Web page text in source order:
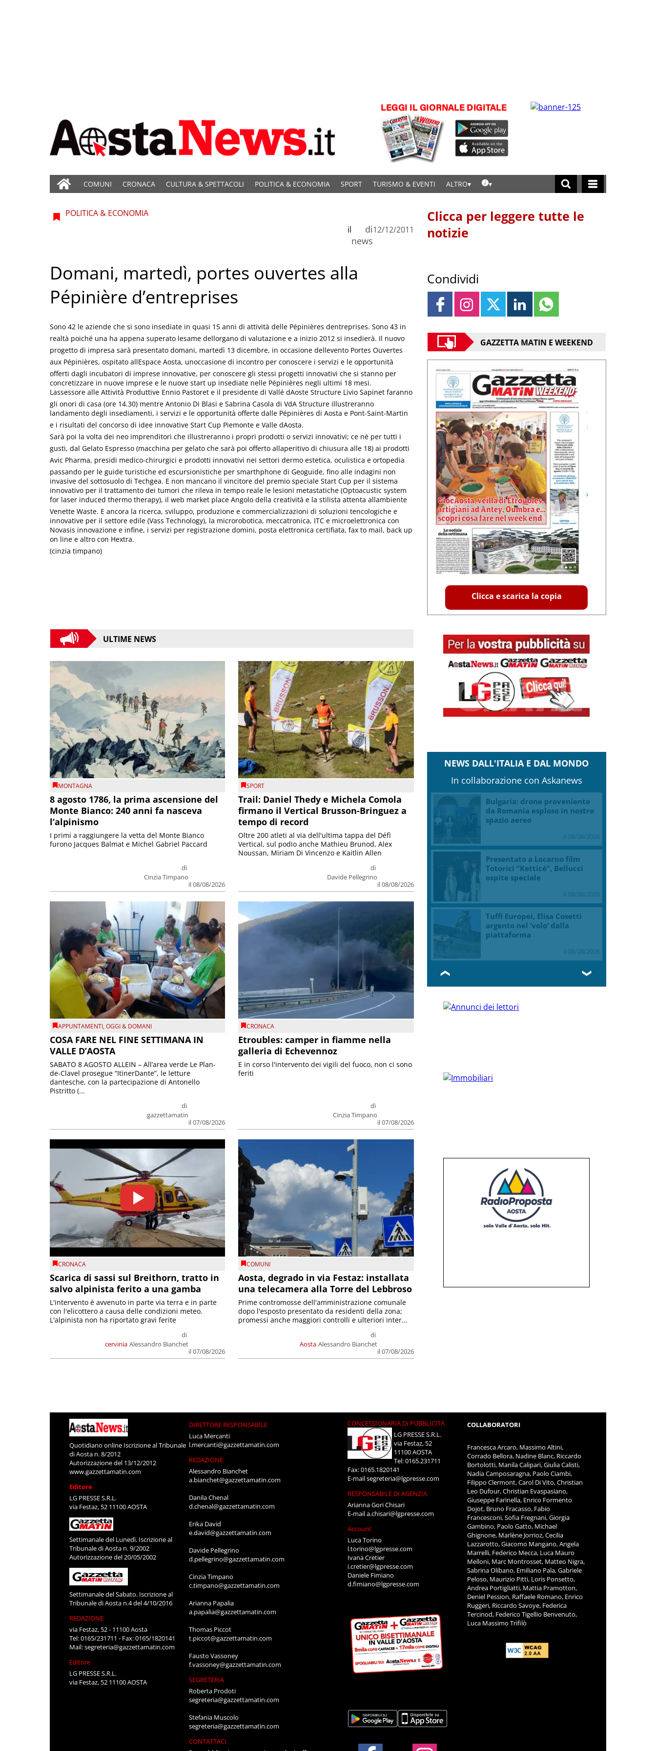
COMUNI CRONACA CULTURA & SPETTACOLI POLITICA & ECONOMIA SPORT TURISMO & EVENTI ALTRO
POLITICA & ECONOMIA
di
news
il 12/12/2011
Domani, martedì, portes ouvertes alla
Pépinière d’entreprises
Sono 42 le aziende che si sono insediate in quasi 15 anni di attività delle Pépinières dentreprises. Sono 43 in
realtà poiché una ha appena superato lesame dellorgano di valutazione e a inizio 2012 si insedierà. Il nuovo
progetto di impresa sarà presentato domani, martedì 13 dicembre, in occasione dellevento Portes Ouvertes
aux Pépinières, ospitato allEspace Aosta, unoccasione di incontro per conoscere i servizi e le opportunità
offerti dagli incubatori di imprese innovative, per conoscere gli stessi progetti innovativi che si stanno per
concretizzare in nuove imprese e le nuove start up insediate nelle Pépinières negli ultimi 18 mesi.
Lassessore alle Attività Produttive Ennio Pastoret e il presidente di Vallé dAoste Structure Livio Sapinet faranno
gli onori di casa (ore 14.30) mentre Antonio Di Blasi e Sabrina Casola di VdA Structure illustreranno
landamento degli insediamenti, i servizi e le opportunità offerte dalle Pépinières di Aosta e Pont-Saint-Martin
e i risultati del concorso di idee innovative Start Cup Piemonte e Valle dAosta.
Sarà poi la volta dei neo imprenditori che illustreranno i propri prodotti o servizi innovativi; ce nè per tutti i
gusti, dal Gelato Espresso (macchina per gelato che sarà poi offerto allaperitivo di chiusura alle 18) ai prodotti
Avic Pharma, presidi medico-chirurgici e prodotti innovativi nei settori dermo estetica, oculistica e ortopedia 
passando per le guide turistiche ed escursionistiche per smarthphone di Geoguide, fino alle indagini non
invasive del sottosuolo di Techgea. E non mancano il vincitore del premio speciale Start Cup per il sistema
innovativo per il trattamento dei tumori che rileva in tempo reale le lesioni metastatiche (Optoacustic system
for laser induced thermo therapy), il web market place Angolo della creatività e la stilista attenta allambiente
Venette Waste. E ancora la ricerca, sviluppo, produzione e commercializzazioni di soluzioni tencologiche e
innovative per il settore edile (Vass Technology), la microrobotica, meccatronica, ITC e microelettronica con
Novasis innovazione e infine, i servizi per registrazione domini, posta elettronica certifiata, fax to mail, back up
on line e altro con Hextra.
(cinzia timpano)
ULTIME NEWS
MONTAGNA
8 agosto 1786, la prima ascensione del
Monte Bianco: 240 anni fa nasceva
l’alpinismo
di
Cinzia Timpano
il 08/08/2026
I primi a raggiungere la vetta del Monte Bianco
furono Jacques Balmat e Michel Gabriel Paccard
SPORT
Trail: Daniel Thedy e Michela Comola
firmano il Vertical Brusson-Bringuez a
tempo di record
di
Davide Pellegrino
il 08/08/2026
Oltre 200 atleti al via dell'ultima tappa del Défì
Vertical, sul podio anche Mathieu Brunod, Alex
Noussan, Miriam Di Vincenzo e Kaitlin Allen
APPUNTAMENTI,OGGI & DOMANI
COSA FARE NEL FINE SETTIMANA IN
VALLE D’AOSTA
di
gazzettamatin
il 07/08/2026
SABATO 8 AGOSTO ALLEIN – All’area verde Le Plan-
de-Clavel prosegue “ItinerDante”, le letture
dantesche, con la partecipazione di Antonello
Pistritto (...
CRONACA
Etroubles: camper in fiamme nella
galleria di Echevennoz
di
Cinzia Timpano
il 07/08/2026
E in corso l'intervento dei vigili del fuoco, non ci sono
feriti
CRONACA
Scarica di sassi sul Breithorn, tratto in
salvo alpinista ferito a una gamba
cervinia
di
Alessandro Bianchet
il 07/08/2026
L'intervento è avvenuto in parte via terra e in parte
con l'elicottero a causa delle condizioni meteo.
L'alpinista non ha riportato gravi ferite
COMUNI
Aosta, degrado in via Festaz: installata
una telecamera alla Torre del Lebbroso
Aosta
di
Alessandro Bianchet
il 07/08/2026
Prime contromosse dell'amministrazione comunale
dopo l'esposto presentato da residenti della zona;
promessi anche maggiori controlli e ulteriori inter...
Clicca per leggere tutte le
notizie
Condividi
GAZZETTA MATIN E WEEKEND
Clicca e scarica la copia
NEWS DALL'ITALIA E DAL MONDO
In collaborazione con Askanews
Bulgaria: drone proveniente
da Romania esploso in nostro
spazio aereo
il 08/08/2026
Presentato a Locarno film
Totorici “Ketticé”, Bellucci
ospite speciale
il 08/08/2026
Tuffi Europei, Elisa Cosetti
argento nel ‘volo’ dalla
piattaforma
il 08/08/2026
❮ ❯
Quotidiano online Iscrizione al Tribunale
di Aosta n. 8/2012
Autorizzazione del 13/12/2012
www.gazzettamatin.com
Editore
LG PRESSE S.R.L.
via Festaz, 52 11100 AOSTA
Settimanale del Lunedì. Iscrizione al
Tribunale di Aosta n. 9/2002
Autorizzazione del 20/05/2002
Settimanale del Sabato. Iscrizione al
Tribunale di Aosta n.4 del 4/10/2016
REDAZIONE
via Festaz, 52 - 11100 Aosta
Tel: 0165/231711 - Fax: 0165/1820141
Mail:segreteria@gazzettamatin.com
Editore
LG PRESSE S.R.L.
via Festaz, 52 11100 AOSTA
DIRETTORE RESPONSABILE
Luca Mercanti
l.mercanti@gazzettamatin.com
REDAZIONE
Alessandro Bianchet
a.bianchet@gazzettamatin.com
Danila Chenal
d.chenal@gazzettamatin.com
Erika David
e.david@gazzettamatin.com
Davide Pellegrino
d.pellegrino@gazzettamatin.com
Cinzia Timpano
c.timpano@gazzettamatin.com
Arianna Papalia
a.papalia@gazzettamatin.com
Thomas Piccot
t.piccot@gazzettamatin.com
Fausto Vassoney
f.vassoney@gazzettamatin.com
SEGRETERIA
Roberta Prodoti
segreteria@gazzettamatin.com
Stefania Muscolo
segreteria@gazzettamatin.com
CONTATTACI
CONCESSIONARIA DI PUBBLICITÀ
LG PRESSE S.R.L.
via Festaz, 52
11100 AOSTA
Tel: 0165.231711
Fax: 0165.1820141
E-mailsegreteria@lgpresse.com
RESPONSABILE DI AGENZIA
Arianna Gori Chisari
E-maila.chisari@lgpresse.com
Account
Luca Torino
l.torino@lgpresse.com
Ivana Cretier
i.cretier@lgpresse.com
Daniele Fimiano
d.fimiano@lgpresse.com
COLLABORATORI
Francesca Arcaro, Massimo Altini,
Corrado Bellora, Nadine Blanc, Riccardo
Bortolotti, Manila Calipari, Giulia Calisti,
Nadia Camposaragna, Paolo Ciambi,
Filippo Clermont, Carol Di Vito, Christian
Leo Dufour, Christian Evaspasiano,
Giuseppe Farinella, Enrico Formento
Dojot, Bruno Fracasso, Fabio
Francesconi, Sofia Fregnani, Giorgia
Gambino, Paolo Gatto, Michael
Ghignone, Marlène Jorrioz, Cecilia
Lazzarotto, Giacomo Mangano, Angela
Marrelli, Federico Mecca, Luca Mauro
Melloni, Marc Montrosset, Matteo Nigra,
Sabrina Olibano, Emiliano Pala, Gabriele
Peloso, Maurizio Pitti, Loris Ponsetto,
Andrea Portigliatti, Mattia Pramotton,
Deniel Pession, Raffaele Romano, Enrico
Ruggeri, Riccardo Savoye, Federica
Tercinod, Federico Tigellio Benvenuto,
Luca Massimo Trifilò